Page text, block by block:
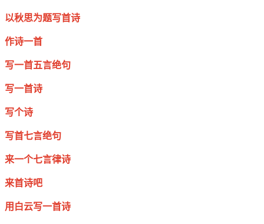
以秋思为题写首诗
作诗一首
写一首五言绝句
写一首诗
写个诗
写首七言绝句
来一个七言律诗
来首诗吧
用白云写一首诗